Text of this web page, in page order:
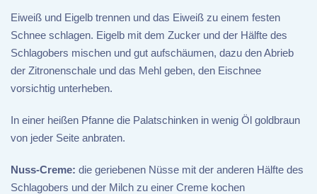
Eiweiß und Eigelb trennen und das Eiweiß zu einem festen
Schnee schlagen. Eigelb mit dem Zucker und der Hälfte des
Schlagobers mischen und gut aufschäumen, dazu den Abrieb
der Zitronenschale und das Mehl geben, den Eischnee
vorsichtig unterheben.
In einer heißen Pfanne die Palatschinken in wenig Öl goldbraun
von jeder Seite anbraten.
Nuss-Creme: die geriebenen Nüsse mit der anderen Hälfte des
Schlagobers und der Milch zu einer Creme kochen